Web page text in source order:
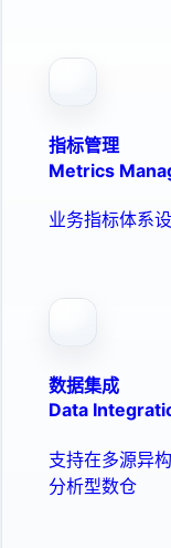
指标管理
Metrics
业务指标体系
数据集成
Data
支持在多源异
分析型数仓